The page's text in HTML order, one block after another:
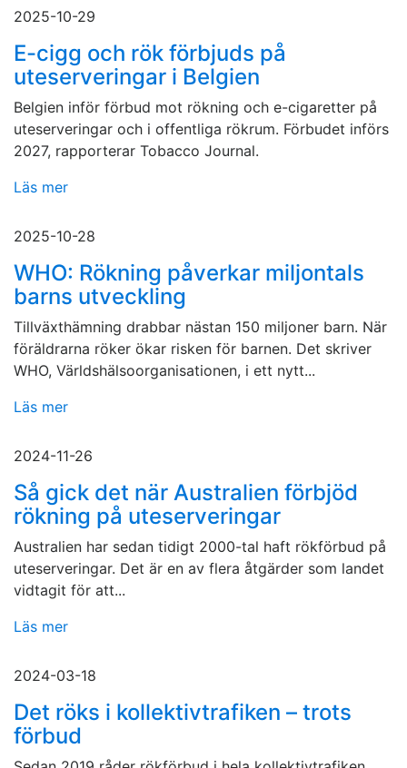
2025-10-29
E-cigg och rök förbjuds på
uteserveringar i Belgien
Belgien inför förbud mot rökning och e-cigaretter på
uteserveringar och i offentliga rökrum. Förbudet införs
2027, rapporterar Tobacco Journal.
Läs mer
2025-10-28
WHO: Rökning påverkar miljontals
barns utveckling
Tillväxthämning drabbar nästan 150 miljoner barn. När
föräldrarna röker ökar risken för barnen. Det skriver
WHO, Världshälsoorganisationen, i ett nytt...
Läs mer
2024-11-26
Så gick det när Australien förbjöd
rökning på uteserveringar
Australien har sedan tidigt 2000-tal haft rökförbud på
uteserveringar. Det är en av flera åtgärder som landet
vidtagit för att...
Läs mer
2024-03-18
Det röks i kollektivtrafiken – trots
förbud